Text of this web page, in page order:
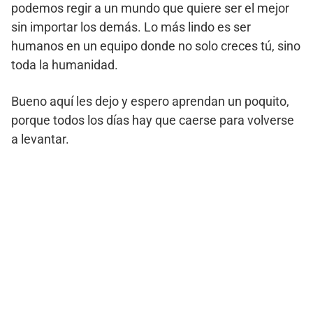
podemos regir a un mundo que quiere ser el mejor
sin importar los demás. Lo más lindo es ser
humanos en un equipo donde no solo creces tú, sino
toda la humanidad.
Bueno aquí les dejo y espero aprendan un poquito,
porque todos los días hay que caerse para volverse
a levantar.